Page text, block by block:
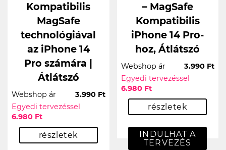
Kompatibilis
MagSafe
technológiával
az iPhone 14
Pro számára |
Átlátszó
Webshop ár
3.990 Ft
Egyedi tervezéssel
6.980 Ft
részletek
– MagSafe
Kompatibilis
iPhone 14 Pro-
hoz, Átlátszó
Webshop ár
3.990 Ft
Egyedi tervezéssel
6.980 Ft
részletek
INDULHAT A
TERVEZÉS